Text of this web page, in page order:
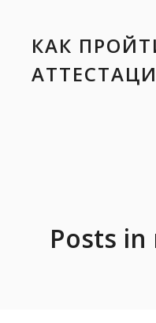
КАК
Posts in